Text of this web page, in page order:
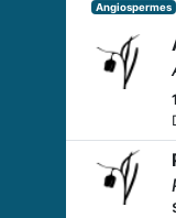
Angiospermes